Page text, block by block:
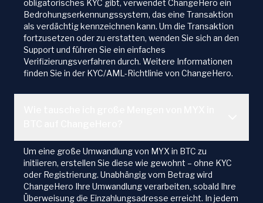
obligatorisches KYC gibt, verwendet ChangeHero ein
Bedrohungserkennungssystem, das eine Transaktion
als verdächtig kennzeichnen kann. Um die Transaktion
fortzusetzen oder zu erstatten, wenden Sie sich an den
Support und führen Sie ein einfaches
Verifizierungsverfahren durch. Weitere Informationen
finden Sie in der KYC/AML-Richtlinie von ChangeHero.
Um eine große Umwandlung von MYX in BTC zu
initiieren, erstellen Sie diese wie gewohnt – ohne KYC
oder Registrierung. Unabhängig vom Betrag wird
ChangeHero Ihre Umwandlung verarbeiten, sobald Ihre
Überweisung die Einzahlungsadresse erreicht. In jedem